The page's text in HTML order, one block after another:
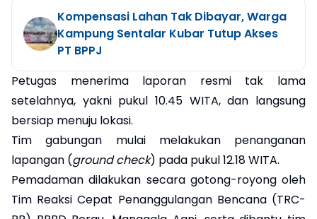
Kompensasi Lahan Tak Dibayar, Warga
Kampung Sentalar Kubar Tutup Akses
PT BPPJ
Petugas menerima laporan resmi tak lama
setelahnya, yakni pukul 10.45 WITA, dan langsung
bersiap menuju lokasi.
​Tim gabungan mulai melakukan penanganan
lapangan (ground check) pada pukul 12.18 WITA.
Pemadaman dilakukan secara gotong-royong oleh
Tim Reaksi Cepat Penanggulangan Bencana (TRC-